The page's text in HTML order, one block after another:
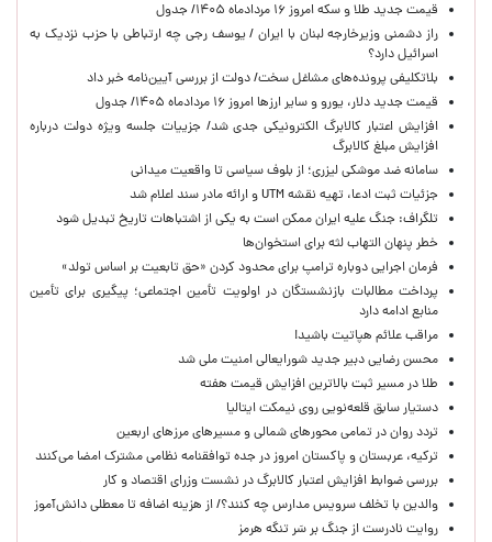
قیمت جدید طلا و سکه امروز ۱۶ مردادماه ۱۴۰۵/ جدول
راز دشمنی وزیرخارجه لبنان با ایران / یوسف رجی چه ارتباطی با حزب نزدیک به
اسرائیل دارد؟
بلاتکلیفی پرونده‌های مشاغل سخت/ دولت از بررسی آیین‌نامه خبر داد
قیمت جدید دلار، یورو و سایر ارزها امروز ۱۶ مردادماه ۱۴۰۵/ جدول
افزایش اعتبار کالابرگ الکترونیکی جدی شد/ جزییات جلسه ویژه دولت درباره
افزایش مبلغ کالابرگ
سامانه ضد موشکی لیزری؛ از بلوف سیاسی تا واقعیت میدانی
جزئیات ثبت ادعا، تهیه نقشه UTM و ارائه مادر سند اعلام شد
تلگراف: جنگ علیه ایران ممکن است به یکی از اشتباهات تاریخ تبدیل شود
خطر پنهان التهاب لثه برای استخوان‌ها
فرمان اجرایی دوباره ترامپ برای محدود کردن «حق تابعیت بر اساس تولد»
پرداخت مطالبات بازنشستگان در اولویت تأمین اجتماعی؛ پیگیری برای تأمین
منابع ادامه دارد
مراقب علائم هپاتیت باشید!
محسن رضایی دبیر جدید شورایعالی امنیت ملی شد
طلا در مسیر ثبت بالاترین افزایش قیمت هفته
دستیار سابق قلعه‌نویی روی نیمکت ایتالیا
تردد روان در تمامی محورهای شمالی و مسیرهای مرزهای اربعین
ترکیه، عربستان و پاکستان امروز در جده توافقنامه نظامی مشترک امضا می‌کنند
بررسی ضوابط افزایش اعتبار کالابرگ در نشست وزرای اقتصاد و کار
والدین با تخلف سرویس مدارس چه کنند؟/ از هزینه اضافه تا معطلی دانش‌آموز
روایت نادرست از جنگ بر سَر تنگه هرمز